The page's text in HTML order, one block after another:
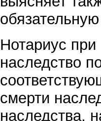
Нотариус
наследство
смерти
наследства,